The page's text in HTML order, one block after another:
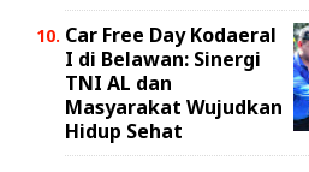
Car Free Day Kodaeral
I di Belawan: Sinergi
TNI AL dan
Masyarakat Wujudkan
Hidup Sehat